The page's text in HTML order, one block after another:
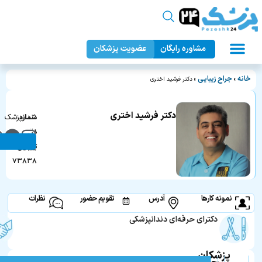
مشاوره رایگان عضویت پزشکان
خانه » جراح زیبایی » دکتر فرشید اختری
دکتر فرشید اختری
دندانپزشک
در
تهران
شماره
نظام
پزشکی:
۷۳۸۳۸
نمونه کارها آدرس تقویم حضور نظرات
دکترای حرفه‌ای دندانپزشکی
پزشکان